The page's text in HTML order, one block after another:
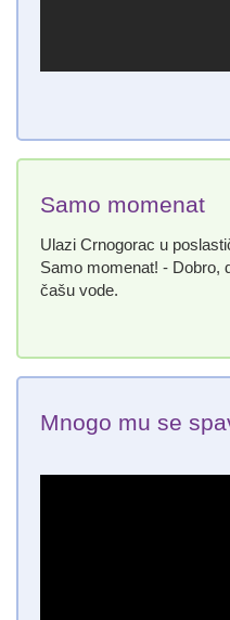
Samo momenat
Ulazi Crnogorac u
Samo momenat! - Dobro,
čašu vode.
Mnogo mu se